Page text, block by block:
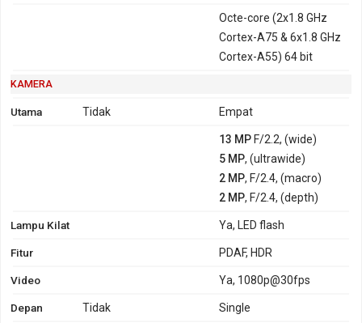
Octe-core (2x1.8 GHz
Cortex-A75 & 6x1.8 GHz
Cortex-A55) 64 bit
KAMERA
Utama Tidak Empat
13 MPF/2.2, (wide)
5 MP, (ultrawide)
2 MP, F/2.4, (macro)
2 MP, F/2.4, (depth)
Lampu Kilat Ya, LED flash
Fitur PDAF, HDR
Video Ya, 1080p@30fps
Depan Tidak Single